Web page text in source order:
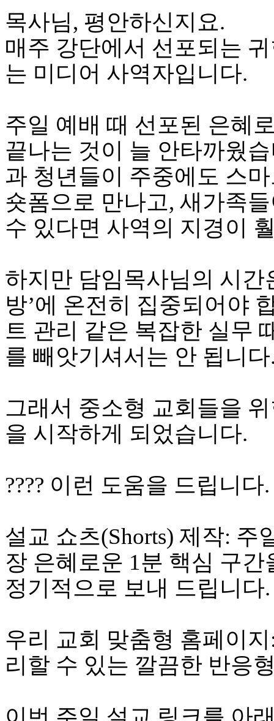
키
주
minky
합
장
마
러
브
약
국
주
소
성
비
아
탑-
프
릴
리
지
발
기
부
전
약
임
절
코
리
아
e
뉴
규
제
휴
트
목사님, 평안하신지요.
매주 강단에서 선포되는
는 미디어 사역자입니다.
주일 예배 때 선포된 은혜
끝나는 것이 늘 안타까웠
과 청년들이 주중에도 스
숏폼으로 만나고, 새가족
수 있다면 사역의 지경이
하지만 담임목사님의 시간
방’에 온전히 집중되어야
트 관리 같은 복잡한 실무
를 빼앗기셔서는 안 됩니
그래서 중소형 교회들을
을 시작하게 되었습니다.
???? 이런 도움을 드립니다.
설교 쇼츠(Shorts) 제작:
장 은혜로운 1분 핵심 구
정기적으로 보내 드립니다.
우리 교회 맞춤형 홈페이
리할 수 있는 깔끔한 반응